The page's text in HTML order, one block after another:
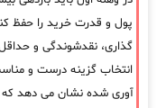
پول و قدرت خرید را حفظ
گذاری، نقدشوندگی و حداقل
انتخاب گزینه درست و
آوری شده نشان می دهد که